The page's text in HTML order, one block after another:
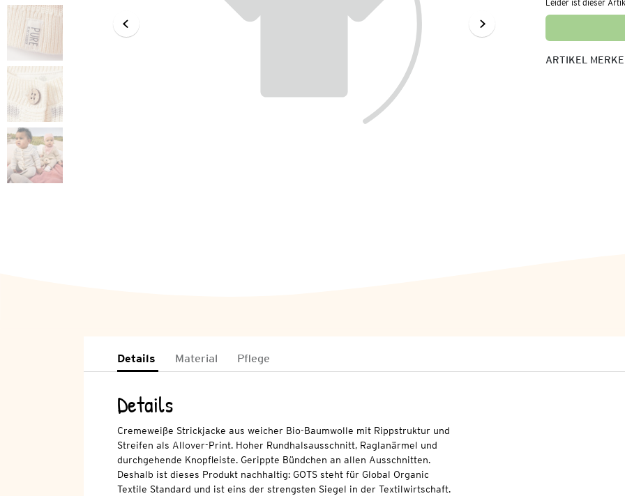
Leider ist dieser
ARTIKEL
Details Material Pflege
Details
Cremeweiße Strickjacke aus weicher Bio-Baumwolle mit Rippstruktur und
Streifen als Allover-Print. Hoher Rundhalsausschnitt, Raglanärmel und
durchgehende Knopfleiste. Gerippte Bündchen an allen Ausschnitten.
Deshalb ist dieses Produkt nachhaltig: GOTS steht für Global Organic
Textile Standard und ist eins der strengsten Siegel in der Textilwirtschaft.